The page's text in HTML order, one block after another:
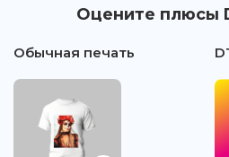
Оцените плюсы
Обычная печать